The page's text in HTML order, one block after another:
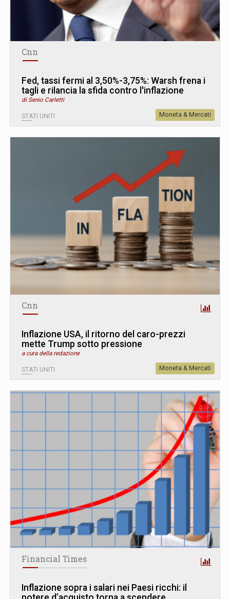
Cnn
Fed, tassi fermi al 3,50%-3,75%: Warsh frena i
tagli e rilancia la sfida contro l'inflazione
di Senio Carletti
STATI UNITI Moneta & Mercati
Cnn
Inflazione USA, il ritorno del caro-prezzi
mette Trump sotto pressione
a cura della redazione
STATI UNITI Moneta & Mercati
Financial Times
Inflazione sopra i salari nei Paesi ricchi: il